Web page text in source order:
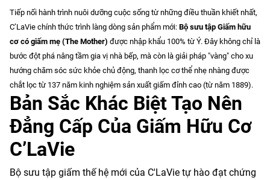
Tiếp nối hành trình nuôi dưỡng cuộc sống từ những điều thuần khiết nhất,
C’LaVie chính thức trình làng dòng sản phẩm mới: Bộ sưu tập Giấm hữu
cơ có giấm mẹ (The Mother) được nhập khẩu 100% từ Ý. Đây không chỉ là
bước đột phá nâng tầm gia vị nhà bếp, mà còn là giải pháp "vàng" cho xu
hướng chăm sóc sức khỏe chủ động, thanh lọc cơ thể nhẹ nhàng được
chắt lọc từ 137 năm kinh nghiệm sản xuất giấm đỉnh cao (từ năm 1889).
Bản Sắc Khác Biệt Tạo Nên
Đẳng Cấp Của Giấm Hữu Cơ
C’LaVie
Bộ sưu tập giấm thế hệ mới của C'LaVie tự hào đạt chứng